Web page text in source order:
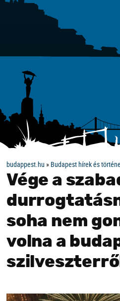
budappest.hu » Budapest hírek és
Vége a
soha nem
volna a